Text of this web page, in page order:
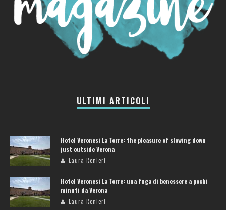
ULTIMI ARTICOLI
Hotel Veronesi La Torre: the pleasure of slowing down
just outside Verona
Laura Renieri
Hotel Veronesi La Torre: una fuga di benessere a pochi
minuti da Verona
Laura Renieri